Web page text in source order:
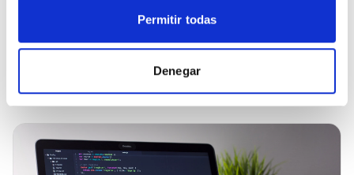
Permitir todas
Denegar
Coste por operación cerrada y ROI por
Posiciones en Google Maps para tus
keywords locales prioritarias.